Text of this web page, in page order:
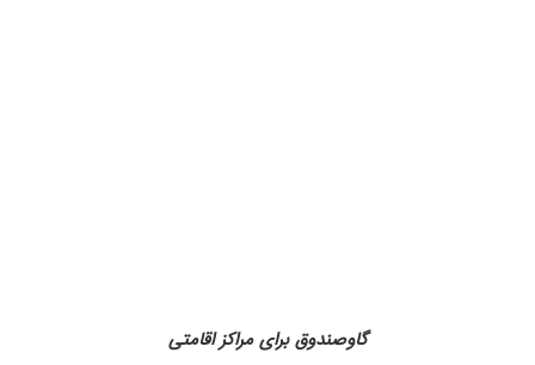
گاوصندوق برای مراکز اقامتی